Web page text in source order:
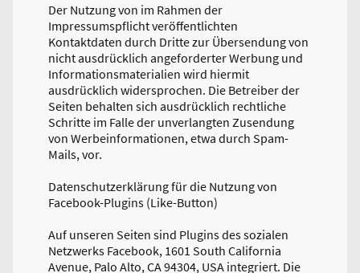
Der Nutzung von im Rahmen der
Impressumspflicht veröffentlichten
Kontaktdaten durch Dritte zur Übersendung von
nicht ausdrücklich angeforderter Werbung und
Informationsmaterialien wird hiermit
ausdrücklich widersprochen. Die Betreiber der
Seiten behalten sich ausdrücklich rechtliche
Schritte im Falle der unverlangten Zusendung
von Werbeinformationen, etwa durch Spam-
Mails, vor.
Datenschutzerklärung für die Nutzung von
Facebook-Plugins (Like-Button)
Auf unseren Seiten sind Plugins des sozialen
Netzwerks Facebook, 1601 South California
Avenue, Palo Alto, CA 94304, USA integriert. Die